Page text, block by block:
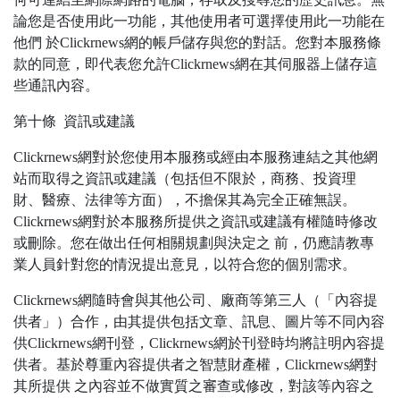
論您是否使用此一功能，其他使用者可選擇使用此一功能在
他們 於Clickrnews網的帳戶儲存與您的對話。您對本服務條
款的同意，即代表您允許Clickrnews網在其伺服器上儲存這
些通訊內容。
第十條 資訊或建議
Clickrnews網對於您使用本服務或經由本服務連結之其他網
站而取得之資訊或建議（包括但不限於，商務、投資理
財、醫療、法律等方面），不擔保其為完全正確無誤。
Clickrnews網對於本服務所提供之資訊或建議有權隨時修改
或刪除。您在做出任何相關規劃與決定之 前，仍應請教專
業人員針對您的情況提出意見，以符合您的個別需求。
Clickrnews網隨時會與其他公司、廠商等第三人（「內容提
供者」）合作，由其提供包括文章、訊息、圖片等不同內容
供Clickrnews網刊登，Clickrnews網於刊登時均將註明內容提
供者。基於尊重內容提供者之智慧財產權，Clickrnews網對
其所提供 之內容並不做實質之審查或修改，對該等內容之